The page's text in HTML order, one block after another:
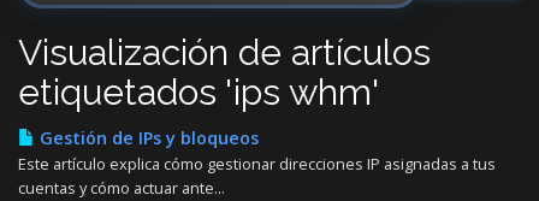
Visualización de artículos
etiquetados 'ips whm'
Gestión de IPs y bloqueos
Este artículo explica cómo gestionar direcciones IP asignadas a tus
cuentas y cómo actuar ante...